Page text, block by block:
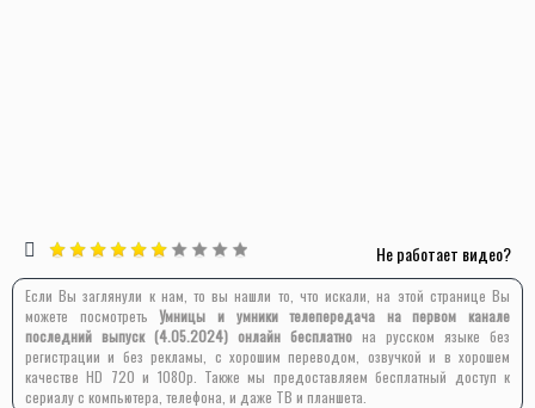
Не работает видео?
Если Вы заглянули к нам, то вы нашли то, что искали, на этой странице Вы
можете посмотретьУмницы и умники телепередача на первом канале
последний выпуск (4.05.2024) онлайн бесплатно на русском языке без
регистрации и без рекламы, с хорошим переводом, озвучкой и в хорошем
качестве HD 720 и 1080p. Также мы предоставляем бесплатный доступ к
сериалу с компьютера, телефона, и даже ТВ и планшета.